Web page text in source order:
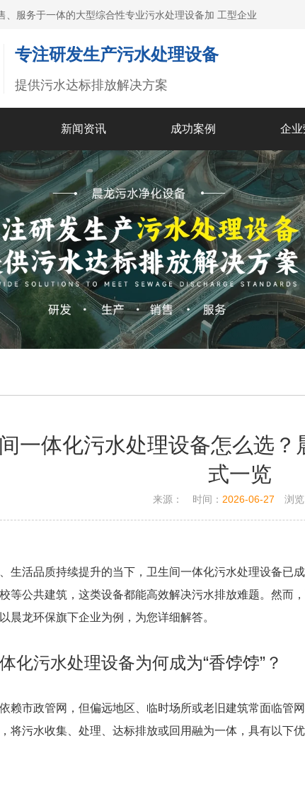
服务于一体的大型综合性专业污水处理设备加 工型企业
专注研发生产污水处理设备
提供污水达标排放解决方案
新闻资讯 成功案例 企业
一体化污水处理设备怎么选
式一览
来源： 时间： 2026-06-27 浏览
生活品质持续提升的当下，卫生间一体化污水处理设备已
等公共建筑，这类设备都能高效解决污水排放难题。然而
晨龙环保旗下企业为例，为您详细解答。
化污水处理设备为何成为“香饽饽”？
赖市政管网，但偏远地区、临时场所或老旧建筑常面临管
将污水收集、处理、达标排放或回用融为一体，具有以下优